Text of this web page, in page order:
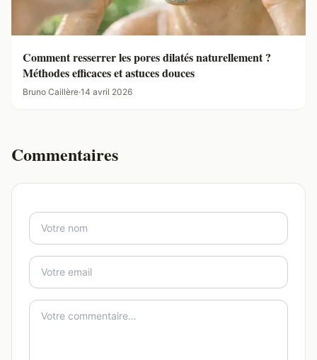
Comment resserrer les pores dilatés naturellement ?
Méthodes efficaces et astuces douces
Bruno Caillère·14 avril 2026
Commentaires